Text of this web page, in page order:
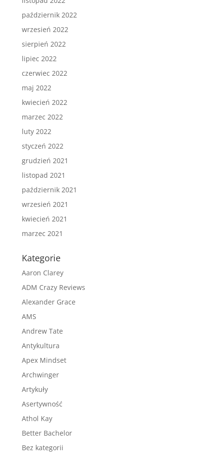
październik 2022
wrzesień 2022
sierpień 2022
lipiec 2022
czerwiec 2022
maj 2022
kwiecień 2022
marzec 2022
luty 2022
styczeń 2022
grudzień 2021
listopad 2021
październik 2021
wrzesień 2021
kwiecień 2021
marzec 2021
Kategorie
Aaron Clarey
ADM Crazy Reviews
Alexander Grace
AMS
Andrew Tate
Antykultura
Apex Mindset
Archwinger
Artykuły
Asertywność
Athol Kay
Better Bachelor
Bez kategorii